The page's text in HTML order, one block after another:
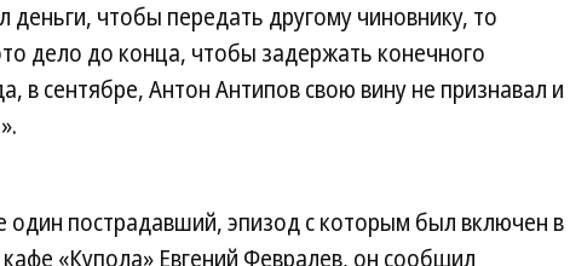
деньги, чтобы передать другому чиновнику, то
дело до конца, чтобы задержать конечного
в сентябре, Антон Антипов свою вину не признавал и
один пострадавший, эпизод с которым был включен в
«Купола» Евгений Февралев, он сообщил